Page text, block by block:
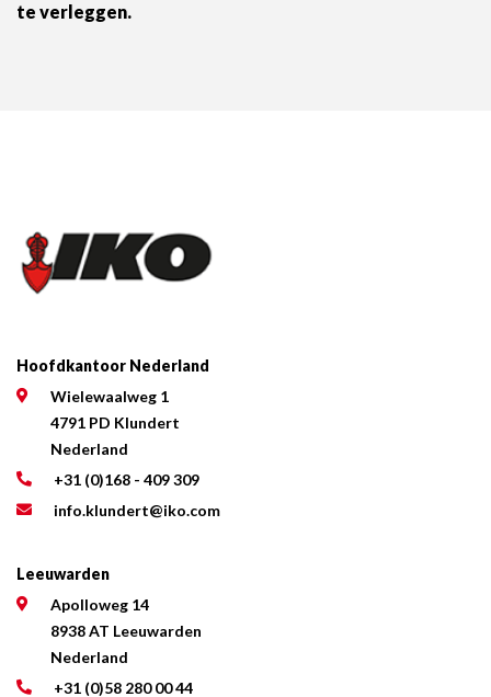
te verleggen.
Hoofdkantoor Nederland
Wielewaalweg 1
4791 PD Klundert
Nederland
+31 (0)168 - 409 309
info.klundert@iko.com
Leeuwarden
Apolloweg 14
8938 AT Leeuwarden
Nederland
+31 (0)58 280 00 44